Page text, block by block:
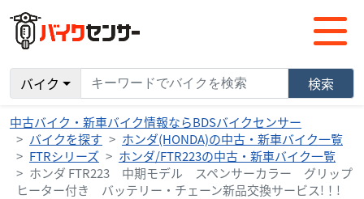
バイク 検索
中古バイク・新車バイク情報ならBDSバイクセンサー
バイクを探す
ホンダ(HONDA)の中古・新車バイク一覧
FTRシリーズ
ホンダ/FTR223の中古・新車バイク一覧
ホンダ FTR223 中期モデル スペンサーカラー グリップ
ヒーター付き バッテリー・チェーン新品交換サービス!！!